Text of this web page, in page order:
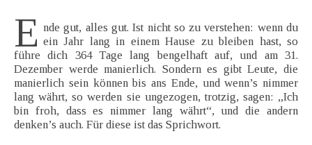
E nde gut, alles gut. Ist nicht so zu verstehen: wenn du
ein Jahr lang in einem Hause zu bleiben hast, so
führe dich 364 Tage lang bengelhaft auf, und am 31.
Dezember werde manierlich. Sondern es gibt Leute, die
manierlich sein können bis ans Ende, und wenn’s nimmer
lang währt, so werden sie ungezogen, trotzig, sagen: „Ich
bin froh, dass es nimmer lang währt“, und die andern
denken’s auch. Für diese ist das Sprichwort.